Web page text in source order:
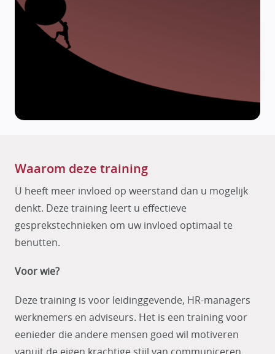
Waarom deze training
U heeft meer invloed op weerstand dan u mogelijk
denkt. Deze training leert u effectieve
gesprekstechnieken om uw invloed optimaal te
benutten.
Voor wie?
Deze training is voor leidinggevende, HR-managers
werknemers en adviseurs. Het is een training voor
eenieder die andere mensen goed wil motiveren